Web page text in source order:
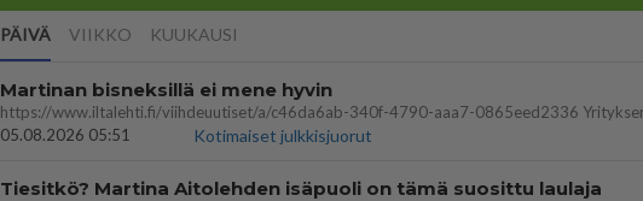
PÄIVÄ VIIKKO KUUKAUSI
Martinan bisneksillä ei mene hyvin
05.08.2026 05:51
Kotimaiset julkkisjuorut
Tiesitkö? Martina Aitolehden isäpuoli on tämä suosittu laulaja